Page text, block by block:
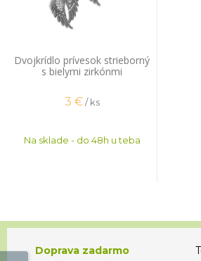
Dvojkrídlo prívesok strieborný
s bielymi zirkónmi
3 € / ks
Na sklade - do 48h u teba
Doprava zadarmo